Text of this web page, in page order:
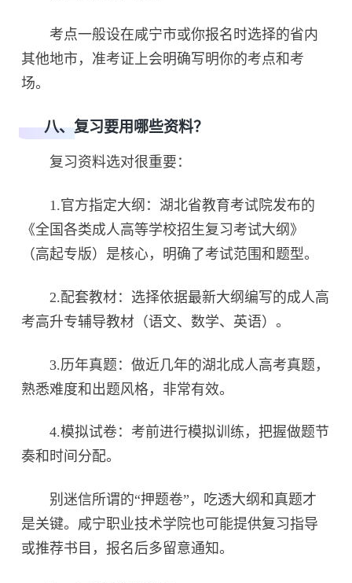
考点一般设在咸宁市或你报名时选择的省内
其他地市，准考证上会明确写明你的考点和考
场。
八、复习要用哪些资料？
复习资料选对很重要：
1.官方指定大纲：湖北省教育考试院发布的
《全国各类成人高等学校招生复习考试大纲》
（高起专版）是核心，明确了考试范围和题型。
2.配套教材：选择依据最新大纲编写的成人高
考高升专辅导教材（语文、数学、英语）。
3.历年真题：做近几年的湖北成人高考真题，
熟悉难度和出题风格，非常有效。
4.模拟试卷：考前进行模拟训练，把握做题节
奏和时间分配。
别迷信所谓的“押题卷”，吃透大纲和真题才
是关键。咸宁职业技术学院也可能提供复习指导
或推荐书目，报名后多留意通知。